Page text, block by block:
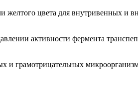
желтого цвета для внутривенных
активности фермента
и грамотрицательных